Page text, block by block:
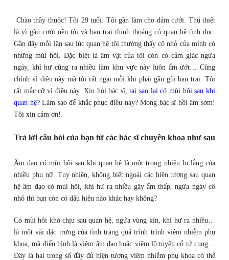
Chào thầy thuốc! Tôi 29 tuổi. Tôi gần làm cho đám cưới. Thú thiệt
là vì gần cưới nên tôi và bạn trai thỉnh thoảng có quan hệ tình dục.
Gần đây mỗi lần sau lúc quan hệ tôi thường thấy cô nhỏ của mình có
những mùi hôi. Đặc biệt là âm vật của tôi còn có cảm giác ngứa
ngáy, khí hư cũng ra nhiều làm khu vực này luôn ẩm ướt… Cũng
chính vì điều này mà tôi rất ngại mỗi khi phải gần gũi bạn trai. Tôi
rất mắc cỡ vì điều này. Xin hỏi bác sĩ,tại sao lại có mùi hôi sau khi
quan hệ?Làm sao để khắc phục điều này? Mong bác sĩ hồi âm sớm!
Tôi xin cảm ơn!
Trả lời câu hỏi của bạn từ các bác sĩ chuyên khoa như sau
Âm đạo có mùi hôi sau khi quan hệ là một trong nhiều lo lắng của
nhiều phụ nữ. Tuy nhiên, không biết ngoài các hiện tượng sau quan
hệ âm đạo có mùi hôi, khí hư ra nhiều gây ẩm thấp, ngứa ngáy cô
nhỏ thì bạn còn có dấu hiệu nào khác hay không?
Có mùi hôi khó chịu sau quan hệ, ngứa vùng kín, khí hư ra nhiều…
là một vài đặc trưng của tình trạng quá trình trình viêm nhiễm phụ
khoa, mà điển hình là viêm âm đạo hoặc viêm lộ tuyến cổ tử cung…
Đây là hai trong số đầy đủ hiện tượng viêm nhiễm phụ khoa có thể